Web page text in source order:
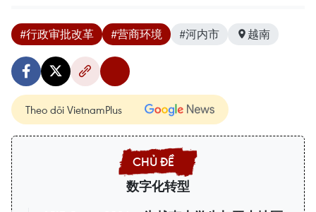
#行政审批改革 #营商环境 #河内市 越南
Theo dõi VietnamPlus
数字化转型